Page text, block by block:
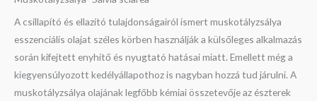
A csillapító és ellazító tulajdonságairól ismert muskotályzsálya
esszenciális olajat széles körben használják a külsőleges alkalmazás
során kifejtett enyhítő és nyugtató hatásai miatt. Emellett még a
kiegyensúlyozott kedélyállapothoz is nagyban hozzá tud járulni. A
muskotályzsálya olajának legfőbb kémiai összetevője az észterek